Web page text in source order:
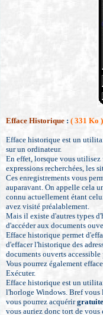
Efface Historique: ( 331 Ko )
Efface historique est un
sur un ordinateur.
En effet, lorsque vous
expressions recherchées, les
Ces enregistrements vous
auparavant. On appelle cela
connu actuellement étant
avez visité préalablement.
Mais il existe d'autres types
d'accéder aux documents
Efface historique permet
d'effacer l'historique des
documents ouverts
Vous pourrez également
Exécuter.
Efface historique est un
l'horloge Windows. Bref
vous pourrez acquérir
vous auriez donc tort de vous